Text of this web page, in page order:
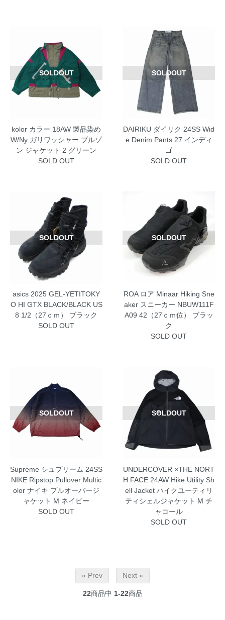
SOLDOUT
kolor カラー 18AW 製品染め
W/Ny ガリワッシャー ブルゾ
ン ジャケット 2 グリーン
SOLD OUT
SOLDOUT
DAIRIKU ダイリク 24SS Wid
e Denim Pants 27 インディ
ゴ
SOLD OUT
SOLDOUT
asics 2025 GEL-YETITOKY
O HI GTX BLACK/BLACK US
8 1/2（27ｃｍ） ブラック
SOLD OUT
SOLDOUT
ROA ロア Minaar Hiking Sne
aker スニーカー NBUW111F
A09 42（27ｃｍ位） ブラッ
ク
SOLD OUT
SOLDOUT
Supreme シュプリーム 24SS
NIKE Ripstop Pullover Multic
olor ナイキ プルオーバージ
ャケット M ネイビー
SOLD OUT
SOLDOUT
UNDERCOVER ×THE NORT
H FACE 24AW Hike Utility Sh
ell Jacket ハイクユーティリ
ティシェルジャケット M チ
ャコール
SOLD OUT
« Prev Next »
22商品中 1-22商品